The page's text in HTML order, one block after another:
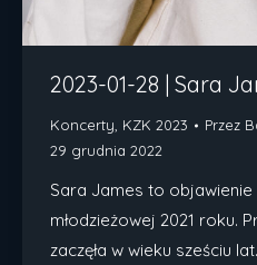
2023-01-28 | Sara
Koncerty KZK 2023 Przez
29 grudnia 2022
Sara James to
młodzieżowej 2021 roku.
zaczęła w wieku sześciu lat.